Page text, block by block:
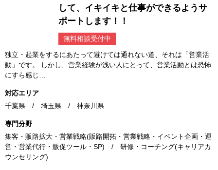
して、イキイキと仕事ができるようサ
ポートします！！
無料相談受付中
独立・起業をするにあたって避けては通れない道、それは「営業活
動」です。 しかし、営業経験が浅い人にとって、営業活動とは恐怖
にすら感じ…
対応エリア
千葉県 / 埼玉県 / 神奈川県
専門分野
集客・販路拡大・営業戦略(販路開拓・営業戦略・イベント企画・運
営・営業代行・販促ツール・SP) / 研修・コーチング(キャリアカ
ウンセリング)